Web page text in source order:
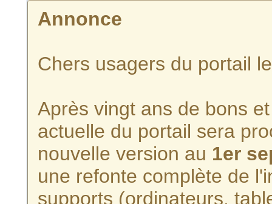
Annonce
Chers usagers du portail
Après vingt ans de bons
actuelle du portail sera
nouvelle version au 1er
une refonte complète de
supports (ordinateurs,